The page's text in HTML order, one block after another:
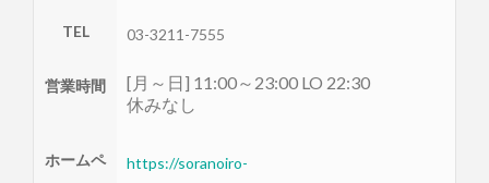
TEL 03-3211-7555
営業時間
[月～日] 11:00～23:00 LO 22:30
休みなし
ホームペ
https://soranoiro-